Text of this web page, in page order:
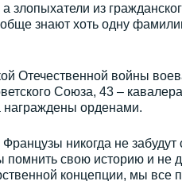
злопыхатели из
знают хоть одну
Отечественной войны
Союза, 43 –
награждены орденами.
никогда не
свою историю и не
концепции, мы все